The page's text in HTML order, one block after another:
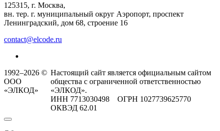
125315, г. Москва,
вн. тер. г. муниципальный округ Аэропорт, проспект
Ленинградский, дом 68, строение 16
contact@elcode.ru
1992–2026 ©
ООО
«ЭЛКОД»
Настоящий сайт является официальным сайтом
общества с ограниченной ответственностью
«ЭЛКОД».
ИНН 7713030498 ОГРН 1027739625770
ОКВЭД 62.01